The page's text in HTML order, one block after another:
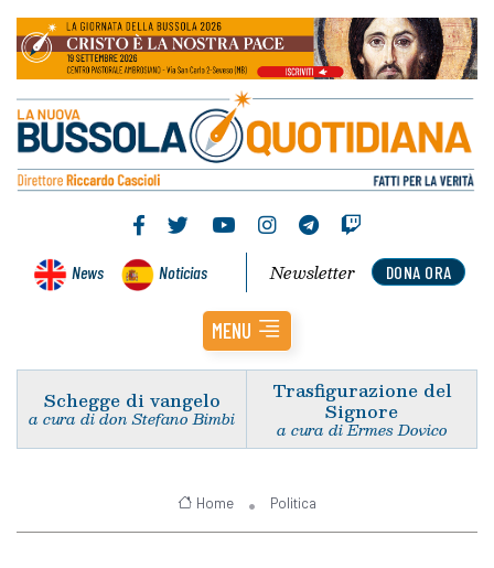
News Noticias DONA ORA
Newsletter
MENU
Schegge di vangelo
a cura di don Stefano Bimbi
Trasfigurazione del
Signore
a cura di Ermes Dovico
Home Politica